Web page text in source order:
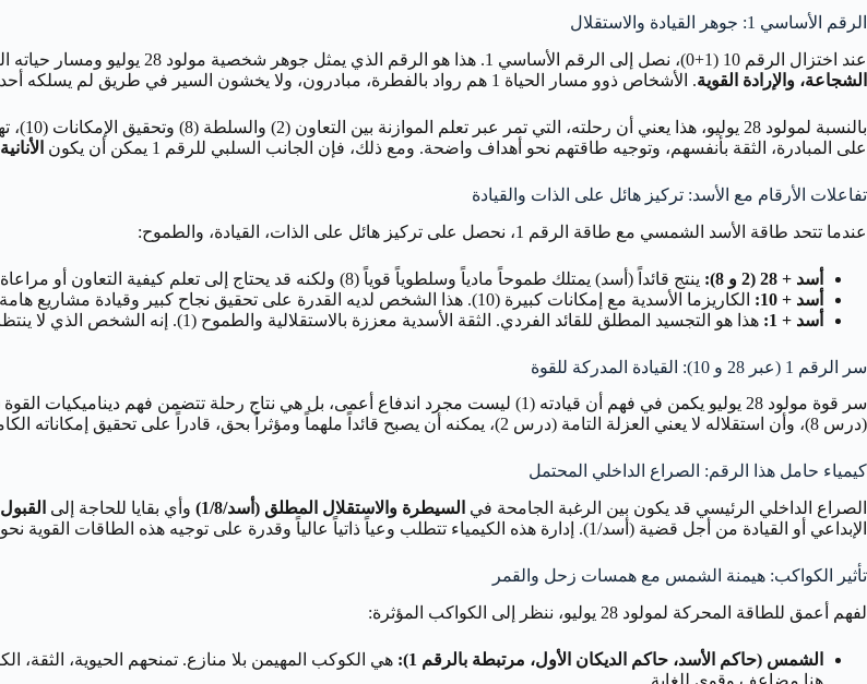
الرقم الأساسي 1: جوهر القيادة والاستقلال
عند اختزال الرقم 10 (1+0)، نصل إلى الرقم الأساسي 1. هذا هو الرقم الذي يمثل جوهر شخصية مولود 28 يوليو ومسار حياته الرئيسي. الرقم 1 هو رقم
الشجاعة، والإرادة القوية. الأشخاص ذوو مسار الحياة 1 هم رواد بالفطرة، مبادرون، ولا يخشون السير في طريق لم يسلكه أحد من قبل. دافعهم الأساسي هو إثبات ذواتهم، تحقيق الاستقلال، وقيادة الآخرين.
على المبادرة، الثقة بأنفسهم، وتوجيه طاقتهم نحو أهداف واضحة. ومع ذلك، فإن الجانب السلبي للرقم 1 يمكن أن يكون
تفاعلات الأرقام مع الأسد: تركيز هائل على الذات والقيادة
عندما تتحد طاقة الأسد الشمسي مع طاقة الرقم 1، نحصل على تركيز هائل على الذات، القيادة، والطموح:
أسد + 28 (2 و 8):
ينتج قائداً (أسد) يمتلك طموحاً مادياً وسلطوياً قوياً (8) ولكنه قد يحتاج إلى تعلم كيفية التعاون أو مراعاة مشاعر الآخرين (2) لتحقيق أهدافه بشكل مستدام.
أسد + 10:
الكاريزما الأسدية مع إمكانات كبيرة (10). هذا الشخص لديه القدرة على تحقيق نجاح كبير وقيادة مشاريع هامة، ولكنه قد يمر بدورات صعود وهبوط.
أسد + 1:
هذا هو التجسيد المطلق للقائد الفردي. الثقة الأسدية معززة بالاستقلالية والطموح (1). إنه الشخص الذي لا ينتظر أحداً، يبادر، ويقود بثقة مطلقة. التحدي الأكبر هنا هو إدارة الأنا وتجنب التسلط.
سر الرقم 1 (عبر 28 و 10): القيادة المدركة للقوة
(درس 8)، وأن استقلاله لا يعني العزلة التامة (درس 2)، يمكنه أن يصبح قائداً ملهماً ومؤثراً بحق، قادراً على تحقيق إمكاناته الكاملة (درس 10).
كيمياء حامل هذا الرقم: الصراع الداخلي المحتمل
الصراع الداخلي الرئيسي قد يكون بين الرغبة الجامحة في السيطرة والاستقلال المطلق (أسد/1/8) وأي بقايا للحاجة إلى
الإبداعي أو القيادة من أجل قضية (أسد/1). إدارة هذه الكيمياء تتطلب وعياً ذاتياً عالياً وقدرة على توجيه هذه الطاقات القوية نحو أهداف بنّاءة.
تأثير الكواكب: هيمنة الشمس مع همسات زحل والقمر
لفهم أعمق للطاقة المحركة لمولود 28 يوليو، ننظر إلى الكواكب المؤثرة:
الشمس (حاكم الأسد، حاكم الديكان الأول، مرتبطة بالرقم 1):
هي الكوكب المهيمن بلا منازع. تمنحهم الحيوية، الثقة،
هنا مضاعف وقوي للغاية.